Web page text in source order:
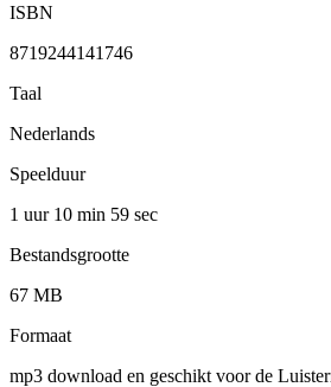
ISBN
8719244141746
Taal
Nederlands
Speelduur
1 uur 10 min 59 sec
Bestandsgrootte
67 MB
Formaat
mp3 download en geschikt voor de